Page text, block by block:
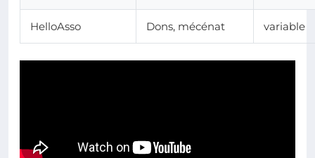
HelloAsso Dons, mécénat variable